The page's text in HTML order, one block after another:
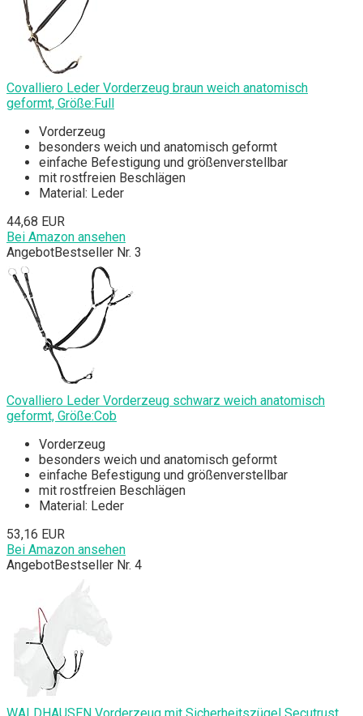
Covalliero Leder Vorderzeug braun weich anatomisch
geformt, Größe:Full
Vorderzeug
besonders weich und anatomisch geformt
einfache Befestigung und größenverstellbar
mit rostfreien Beschlägen
Material: Leder
44,68 EUR
Bei Amazon ansehen
AngebotBestseller Nr. 3
Covalliero Leder Vorderzeug schwarz weich anatomisch
geformt, Größe:Cob
Vorderzeug
besonders weich und anatomisch geformt
einfache Befestigung und größenverstellbar
mit rostfreien Beschlägen
Material: Leder
53,16 EUR
Bei Amazon ansehen
AngebotBestseller Nr. 4